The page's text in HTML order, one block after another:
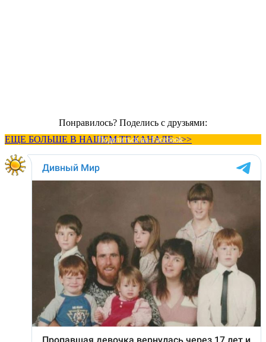
Понравилось? Поделись с друзьями:
ЕЩЕ БОЛЬШЕ В НАШЕМ ТГ КАНАЛЕ >>>